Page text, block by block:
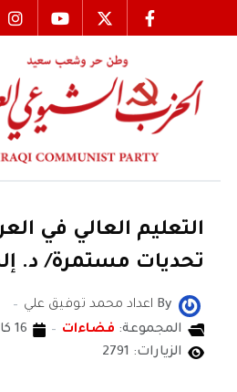
تحديات مستمرة/ د.
By اعداد محمد توفيق علي
المجموعة: فضاءات
16 كانون1/ديسمبر 2023
الزيارات: 2791